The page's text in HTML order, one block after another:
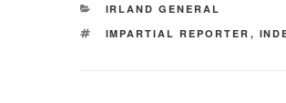
KATEGORIEN
IRLAND GENERAL
SCHLAGWÖRTER
IMPARTIAL REPORTER ,